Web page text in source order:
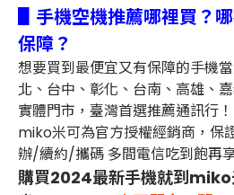
▋手機空機推薦哪裡買？
保障？
想要買到最便宜又有保障的手機
北、台中、彰化、台南、高雄、
實體門市，臺灣首選推薦通訊行！
miko米可為官方授權經銷商，保
辦/續約/攜碼 多間電信吃到飽再
購買2024最新手機就到miko